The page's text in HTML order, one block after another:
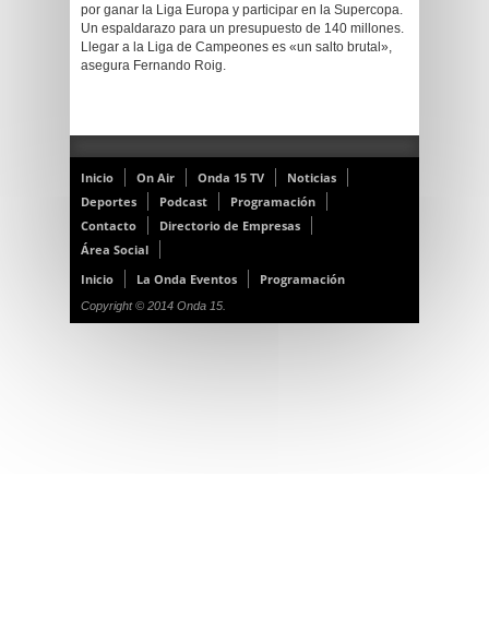
por ganar la Liga Europa y participar en la Supercopa.
Un espaldarazo para un presupuesto de 140 millones.
Llegar a la Liga de Campeones es «un salto brutal»,
asegura Fernando Roig.
Inicio On Air Onda 15 TV
Noticias
Deportes
Podcast
Programación
Contacto
Directorio de Empresas
Área Social
Inicio
La Onda Eventos Programación
Copyright © 2014 Onda 15.